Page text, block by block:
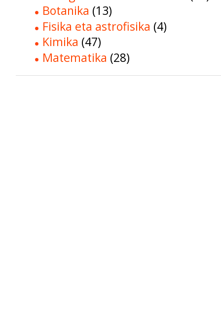
Botanika (13)
Fisika eta astrofisika (4)
Kimika (47)
Matematika (28)